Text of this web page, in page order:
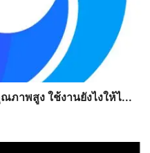
ภาพสูง ใช้งานยังไงให้ไ...